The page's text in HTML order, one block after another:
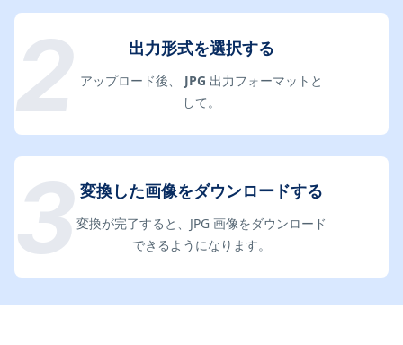
出力形式を選択する
アップロード後、 JPG 出力フォーマットと
して。
変換した画像をダウンロードする
変換が完了すると、JPG 画像をダウンロード
できるようになります。